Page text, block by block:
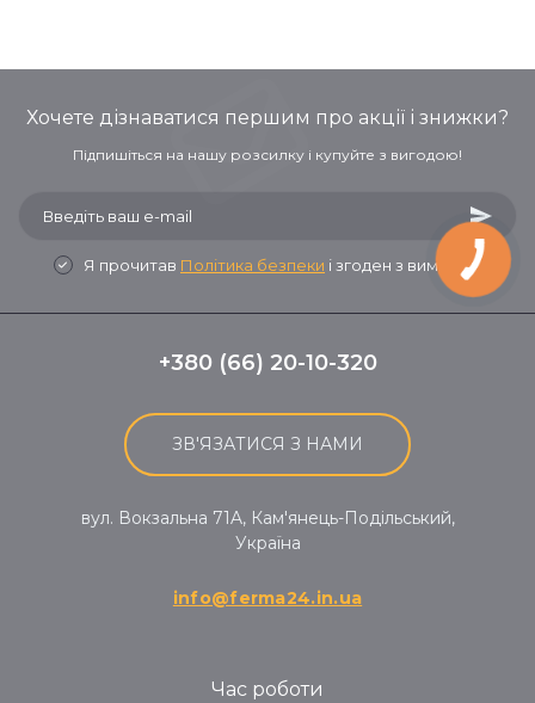
Хочете дізнаватися першим про акції і знижки?
Підпишіться на нашу розсилку і купуйте з вигодою!
Я прочитав Політика безпеки і згоден з вимогами
+380 (66) 20-10-320
ЗВ'ЯЗАТИСЯ З НАМИ
вул. Вокзальна 71A, Кам'янець-Подільський,
Україна
info@ferma24.in.ua
Час роботи